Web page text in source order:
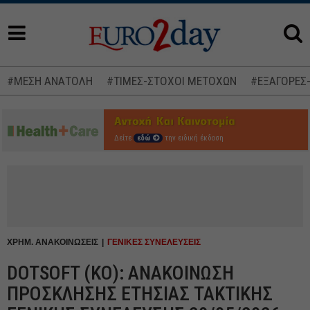
#ΜΕΣΗ ΑΝΑΤΟΛΗ #ΤΙΜΕΣ-ΣΤΟΧΟΙ ΜΕΤΟΧΩΝ
Δείτε εδώ την ειδική έκδοση
ΧΡΗΜ. ΑΝΑΚΟΙΝΩΣΕΙΣ ΓΕΝΙΚΕΣ ΣΥΝΕΛΕΥΣΕΙΣ
DOTSOFT (ΚΟ): ΑΝΑΚΟΙΝΩΣΗ
ΠΡΟΣΚΛΗΣΗΣ ΕΤΗΣΙΑΣ ΤΑΚΤΙΚΗΣ